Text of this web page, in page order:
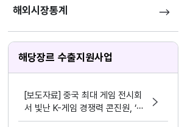
해외시장통계
해당장르 수출지원사업
[보도자료] 중국 최대 게임 전시회
서 빛난 K-게임 경쟁력 콘진원, ‘차
이나조이 2026’ 한국공동관 성료